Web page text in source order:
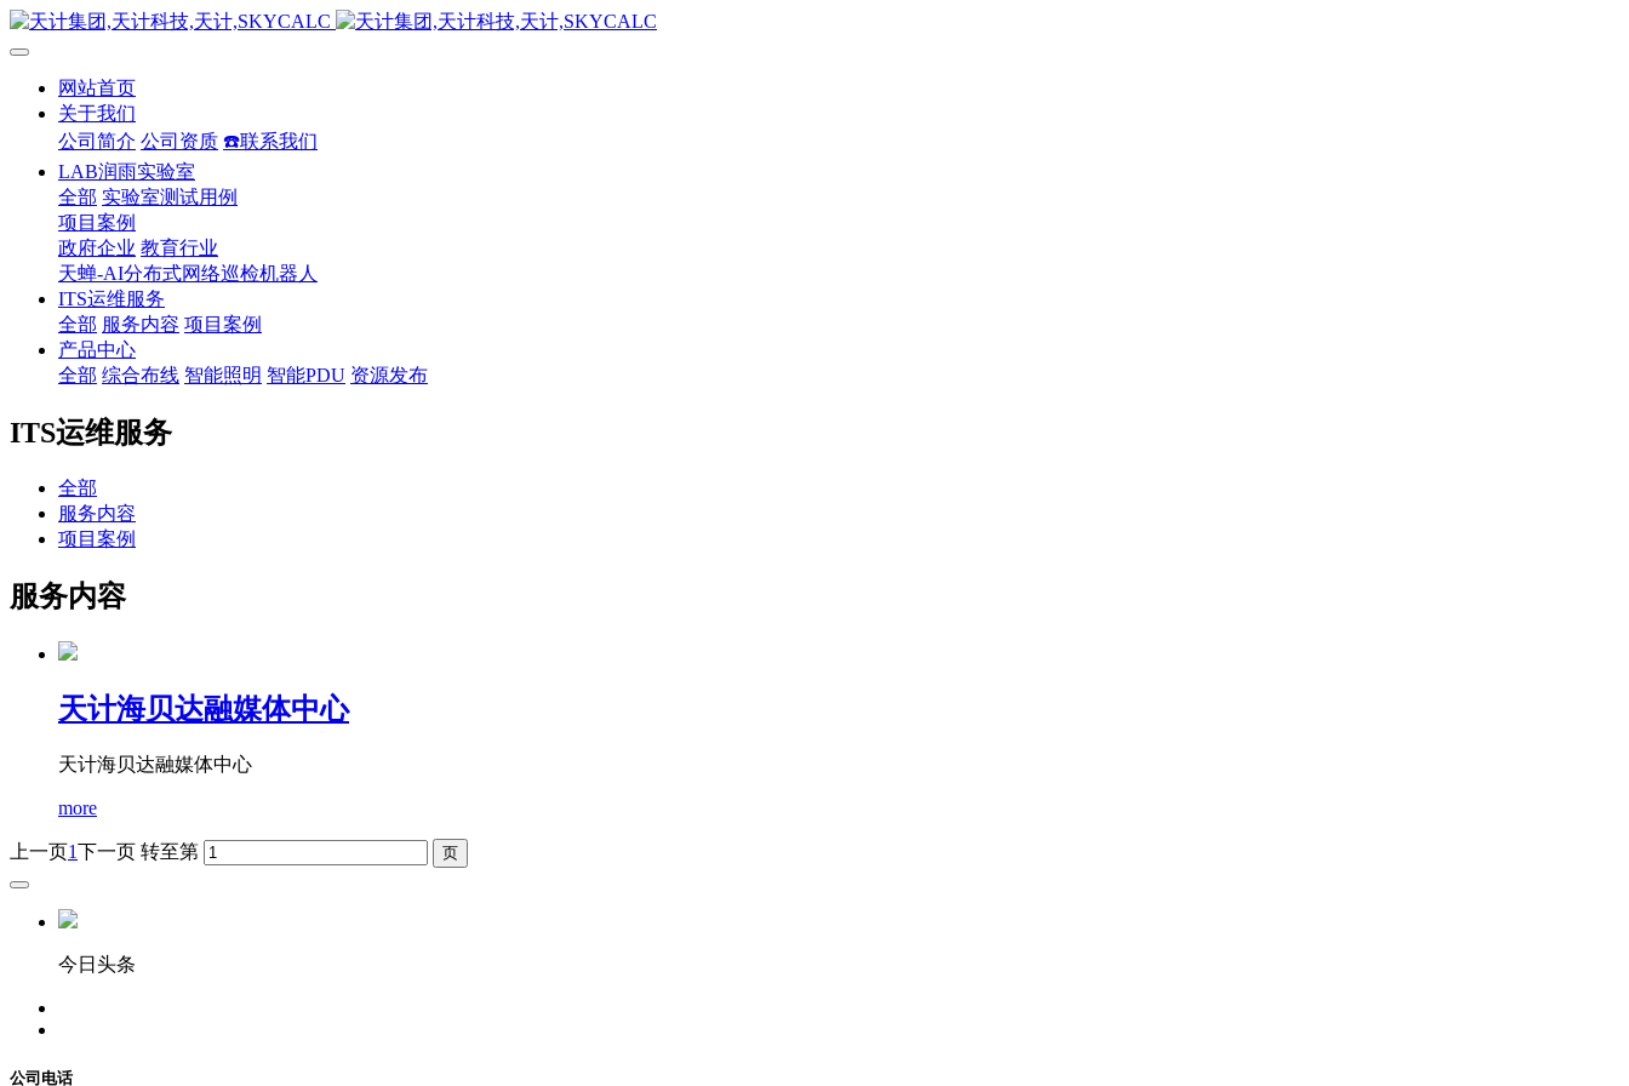
网站首页
关于我们
公司简介 公司资质 ☎️联系我们
LAB润雨实验室
全部 实验室测试用例
项目案例
政府企业 教育行业
天蝉-AI分布式网络巡检机器人
ITS运维服务
全部 服务内容 项目案例
产品中心
全部 综合布线 智能照明 智能PDU 资源发布
ITS运维服务
全部
服务内容
项目案例
服务内容
天计海贝达融媒体中心
天计海贝达融媒体中心
more
上一页1下一页 转至第
今日头条
公司电话